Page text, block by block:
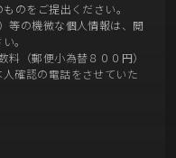
のをご提出ください。
等の機微な個人情報は、閲
。
（郵便小為替８００円）
確認の電話をさせていた